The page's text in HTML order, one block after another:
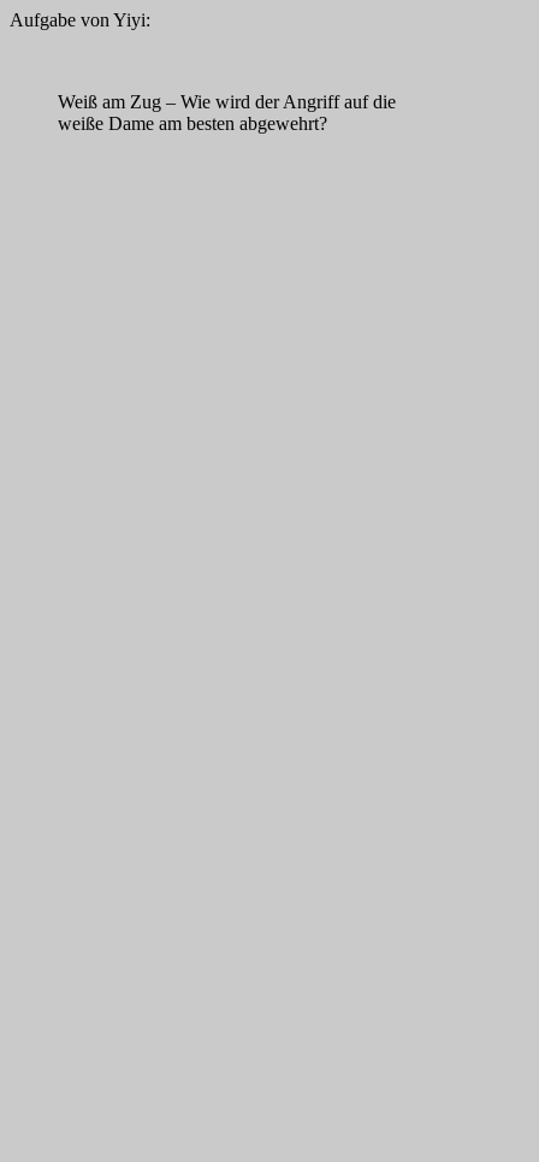
Aufgabe von Yiyi:
Weiß am Zug – Wie wird der Angriff auf die
weiße Dame am besten abgewehrt?